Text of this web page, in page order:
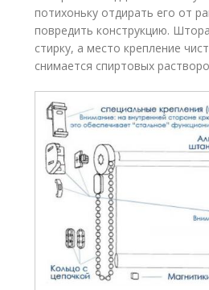
потихоньку отдирать его от
повредить конструкцию.
стирку, а место крепление
снимается спиртовых